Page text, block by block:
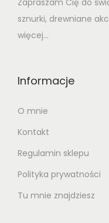
Zapraszam Cię do
sznurki, drewniane
więcej...
Informacje
O mnie
Kontakt
Regulamin sklepu
Polityka prywatności
Tu mnie znajdziesz